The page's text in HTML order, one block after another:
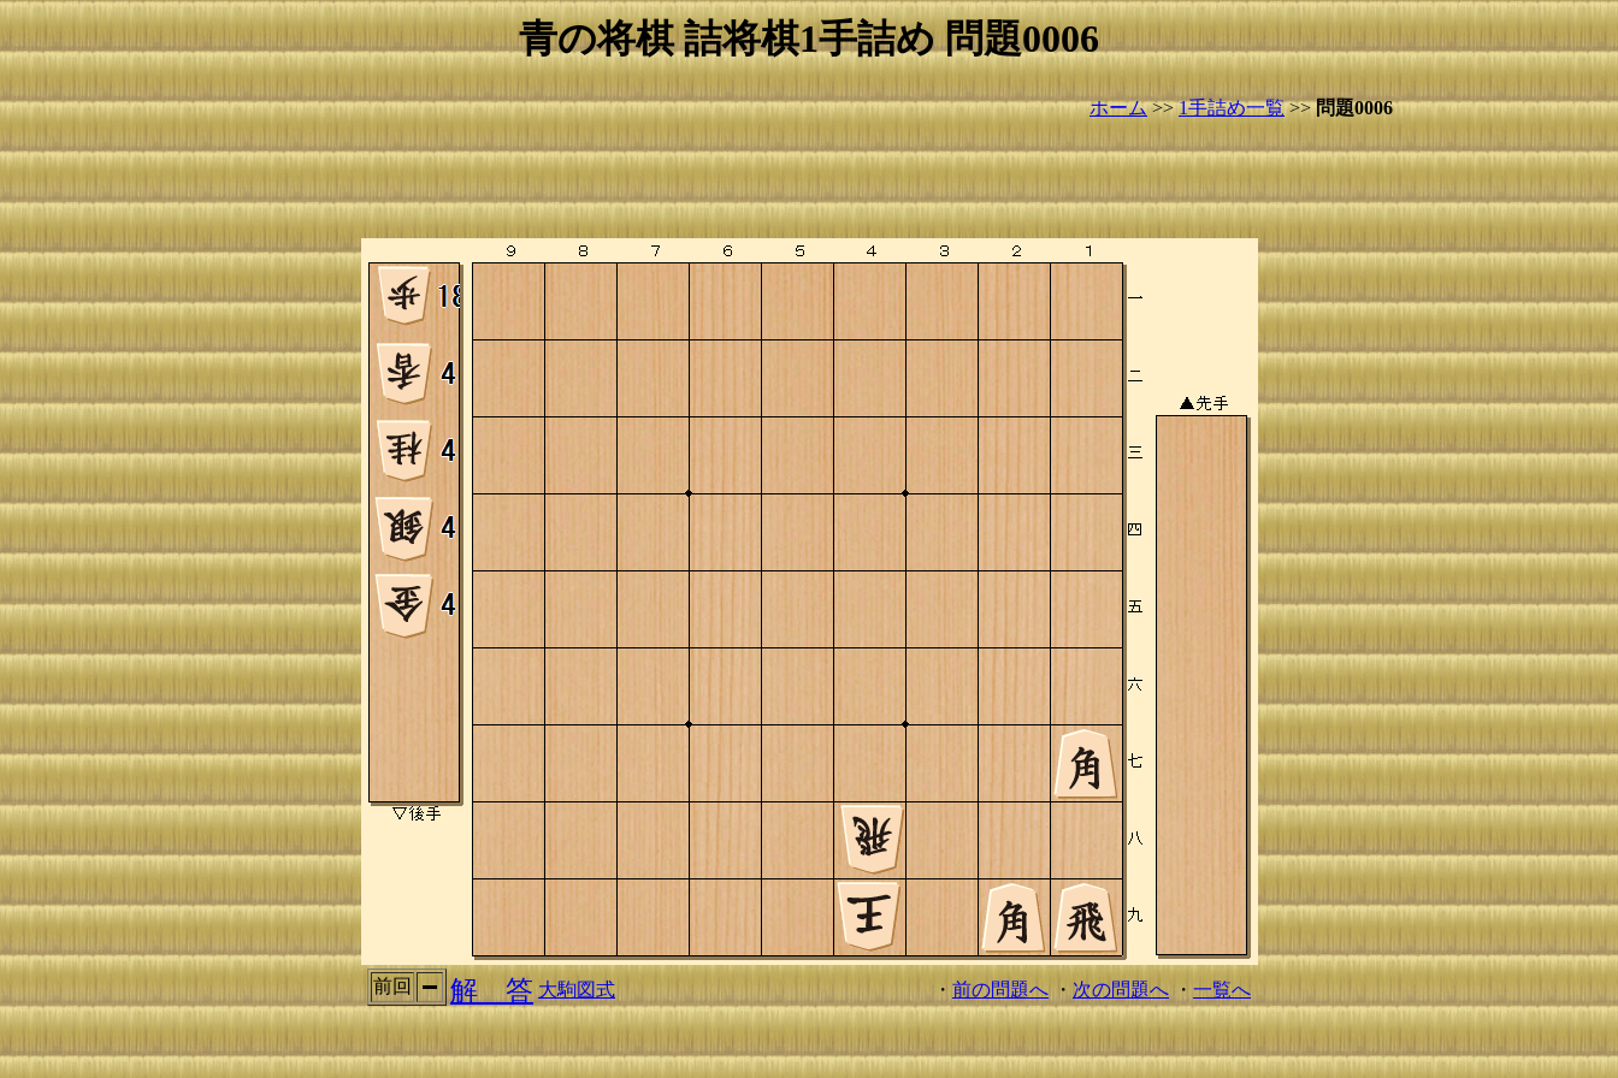
青の将棋 詰将棋1手詰め 問題0006
ホーム>>1手詰め一覧>>問題0006
前回 解 答 大駒図式 ・ 前の問題へ・次の問題へ ・ 一覧へ